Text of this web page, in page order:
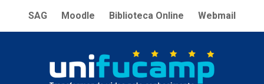
SAG Moodle Biblioteca Online Webmail